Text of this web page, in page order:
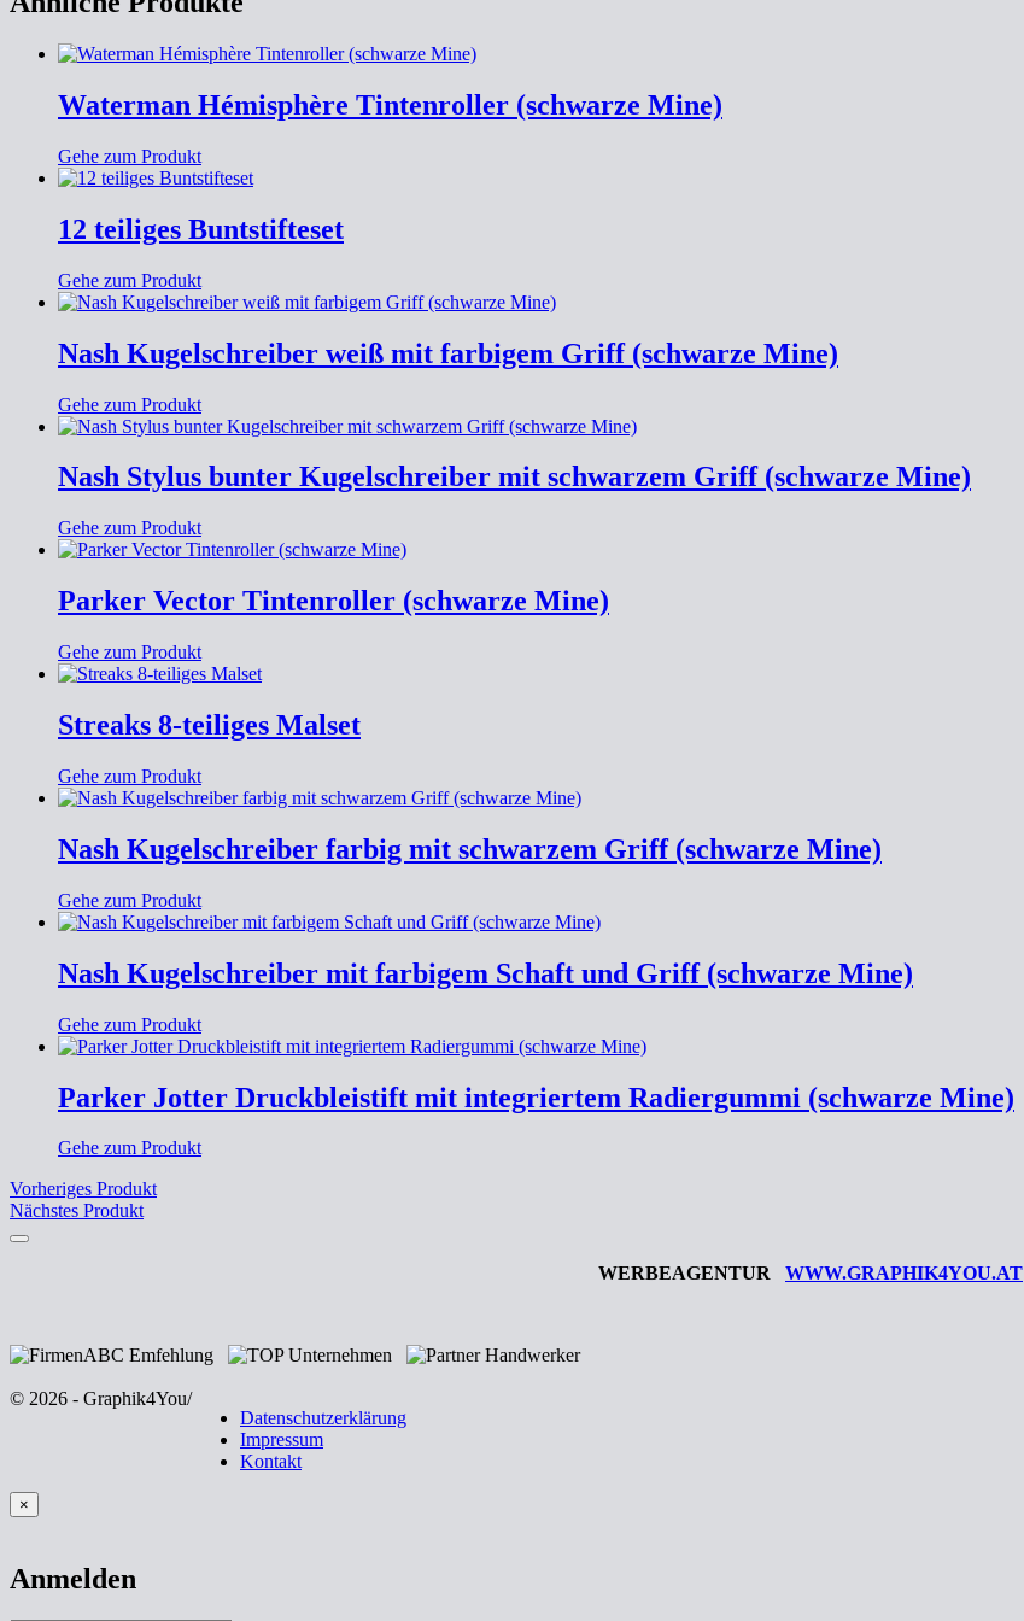
Waterman Hémisphère Tintenroller (schwarze Mine)
Gehe zum Produkt
12 teiliges Buntstifteset
Gehe zum Produkt
Nash Kugelschreiber weiß mit farbigem Griff (schwarze Mine)
Gehe zum Produkt
Nash Stylus bunter Kugelschreiber mit schwarzem Griff (schwarze Mine)
Gehe zum Produkt
Parker Vector Tintenroller (schwarze Mine)
Gehe zum Produkt
Streaks 8-teiliges Malset
Gehe zum Produkt
Nash Kugelschreiber farbig mit schwarzem Griff (schwarze Mine)
Gehe zum Produkt
Nash Kugelschreiber mit farbigem Schaft und Griff (schwarze Mine)
Gehe zum Produkt
Parker Jotter Druckbleistift mit integriertem Radiergummi (schwarze Mine)
Gehe zum Produkt
Vorheriges Produkt
Nächstes Produkt
WERBEAGENTUR WWW.GRAPHIK4YOU.AT
© 2026 - Graphik4You/
Datenschutzerklärung
Impressum
Kontakt
×
Anmelden